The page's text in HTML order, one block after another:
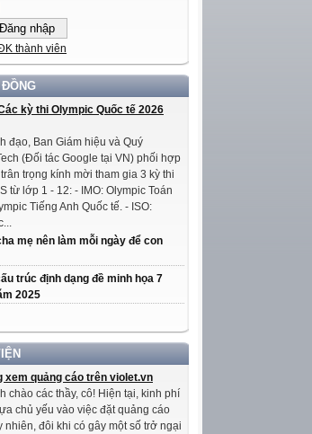
thành viên
kỳ thi Olympic Quốc tế 2026
đạo, Ban Giám hiệu và Quý
(Đối tác Google tại VN) phối hợp
trọng kính mời tham gia 3 kỳ thi
từ lớp 1 - 12: - IMO: Olympic Toán
Tiếng Anh Quốc tế. - ISO:
mẹ nên làm mỗi ngày để con
trúc định dạng đề minh họa 7
2025
xem quảng cáo trên violet.vn
chào các thầy, cô! Hiện tại, kinh phí
chủ yếu vào việc đặt quảng cáo
nhiên, đôi khi có gây một số trở ngại